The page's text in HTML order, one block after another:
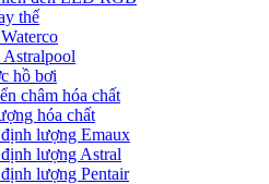
thế
hồ bơi
châm hóa chất
hóa chất
lượng Emaux
lượng Astral
lượng Pentair